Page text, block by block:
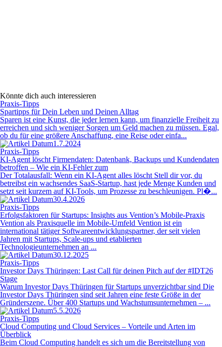
Könnte dich auch interessieren
Praxis-Tipps
Spartipps für Dein Leben und Deinen Alltag
Sparen ist eine Kunst, die jeder lernen kann, um finanzielle Freiheit zu
erreichen und sich weniger Sorgen um Geld machen zu müssen. Egal,
ob du für eine größere Anschaffung, eine Reise oder einfa...
1.7.2024
Praxis-Tipps
KI-Agent löscht Firmendaten: Datenbank, Backups und Kundendaten
betroffen – Wie ein KI-Fehler zum
Der Totalausfall: Wenn ein KI-Agent alles löscht Stell dir vor, du
betreibst ein wachsendes SaaS-Startup, hast jede Menge Kunden und
setzt seit kurzem auf KI-Tools, um Prozesse zu beschleunigen. Pl�...
30.4.2026
Praxis-Tipps
Erfolgsfaktoren für Startups: Insights aus Vention’s Mobile-Praxis
Vention als Praxisquelle im Mobile-Umfeld Vention ist ein
international tätiger Softwareentwicklungspartner, der seit vielen
Jahren mit Startups, Scale-ups und etablierten
Technologieunternehmen an ...
30.12.2025
Praxis-Tipps
Investor Days Thüringen: Last Call für deinen Pitch auf der #IDT26
Stage
Warum Investor Days Thüringen für Startups unverzichtbar sind Die
Investor Days Thüringen sind seit Jahren eine feste Größe in der
Gründerszene. Über 400 Startups und Wachstumsunternehmen – ...
5.5.2026
Praxis-Tipps
Cloud Computing und Cloud Services – Vorteile und Arten im
Überblick
Beim Cloud Computing handelt es sich um die Bereitstellung von